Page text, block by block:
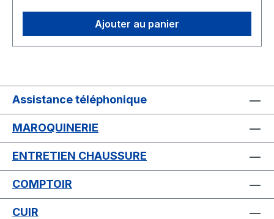
Ajouter au panier
Assistance téléphonique
MAROQUINERIE
ENTRETIEN CHAUSSURE
COMPTOIR
CUIR